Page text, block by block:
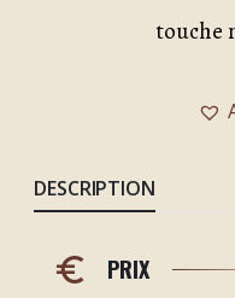
touche
DESCRIPTION
PRIX